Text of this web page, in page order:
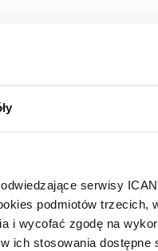
serwisy
podmiotów trzecich,
i wycofać zgodę na
ich stosowania dostępne
sieciówki odbierają
znajomych -